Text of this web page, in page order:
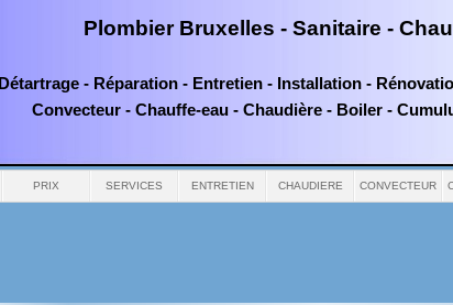
PRIX SERVICES ENTRETIEN CHAUDIERE CONVECTEUR
Plombier Bruxelles -Sanitaire -
Détartrage - Réparation - Entretien - Installation -
Convecteur -Chauffe-eau -Chaudière -Boiler -